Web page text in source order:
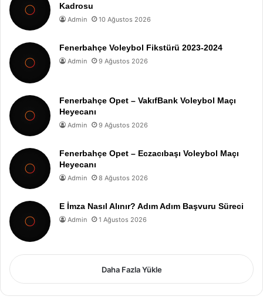
Kadrosu
Admin 10 Ağustos 2026
Fenerbahçe Voleybol Fikstürü 2023-2024
Admin 9 Ağustos 2026
Fenerbahçe Opet – VakıfBank Voleybol Maçı
Heyecanı
Admin 9 Ağustos 2026
Fenerbahçe Opet – Eczacıbaşı Voleybol Maçı
Heyecanı
Admin 8 Ağustos 2026
E İmza Nasıl Alınır? Adım Adım Başvuru Süreci
Admin 1 Ağustos 2026
Daha Fazla Yükle